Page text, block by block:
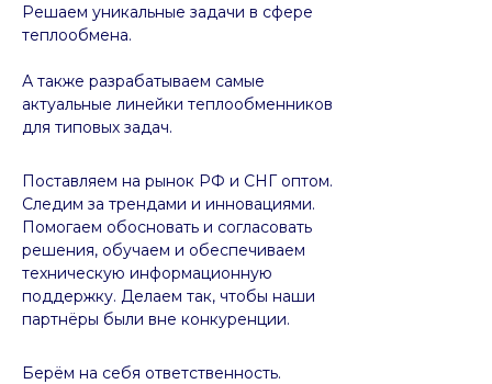
Решаем уникальные задачи в сфере
теплообмена.
А также разрабатываем самые
актуальные линейки теплообменников
для типовых задач.
Берём на себя ответственность.
Поставляем на рынок РФ и СНГ оптом.
Следим за трендами и инновациями.
Помогаем обосновать и согласовать
решения, обучаем и обеспечиваем
техническую информационную
поддержку. Делаем так, чтобы наши
партнёры были вне конкуренции.